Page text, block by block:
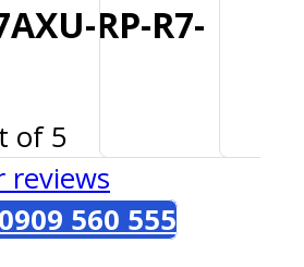
RP-R7-
of 5
reviews
560 555